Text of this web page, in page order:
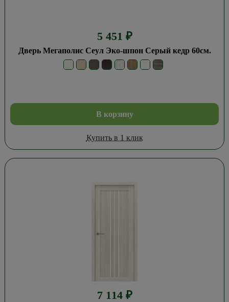
5 451 ₽
Дверь Мегаполис Сеул Эко-шпон Серый кедр 60см.
В корзину
Купить в 1 клик
7 114 ₽